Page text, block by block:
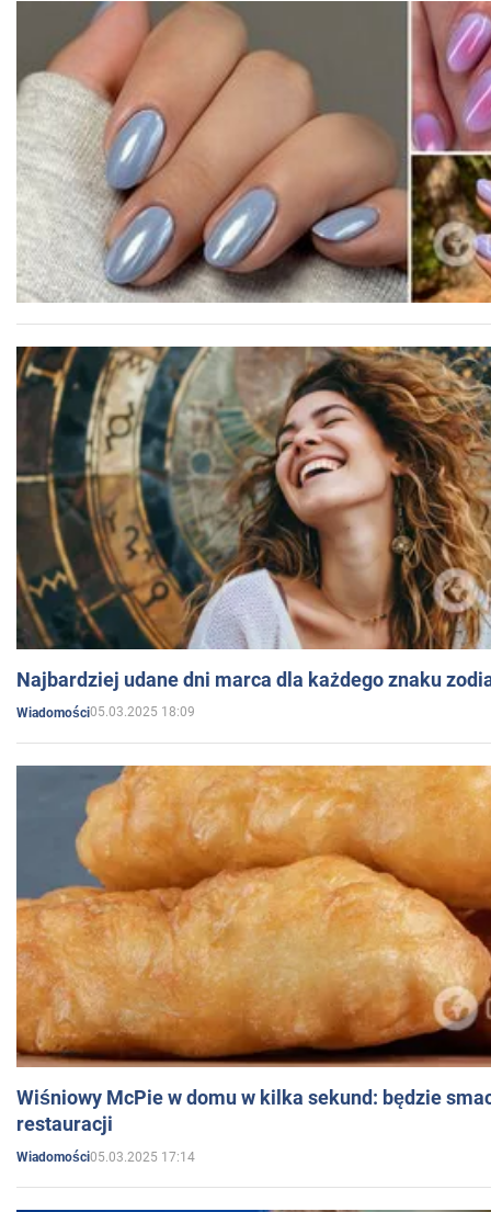
Najbardziej udane dni marca dla każdego znaku
Wiadomości05.03.2025 18:09
Wiśniowy McPie w domu w kilka sekund: będzie
restauracji
Wiadomości05.03.2025 17:14